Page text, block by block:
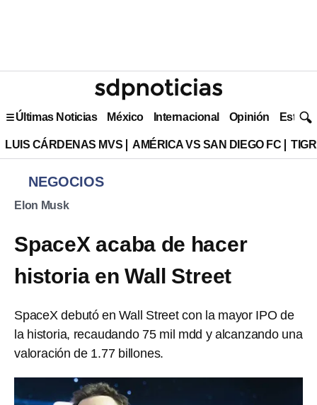
Últimas Noticias México Internacional Opinión Estilo
LUIS CÁRDENAS MVS AMÉRICA VS SAN DIEGO FC
NEGOCIOS
Elon Musk
SpaceX acaba de hacer
historia en Wall Street
SpaceX debutó en Wall Street con la mayor IPO de
la historia, recaudando 75 mil mdd y alcanzando una
valoración de 1.77 billones.